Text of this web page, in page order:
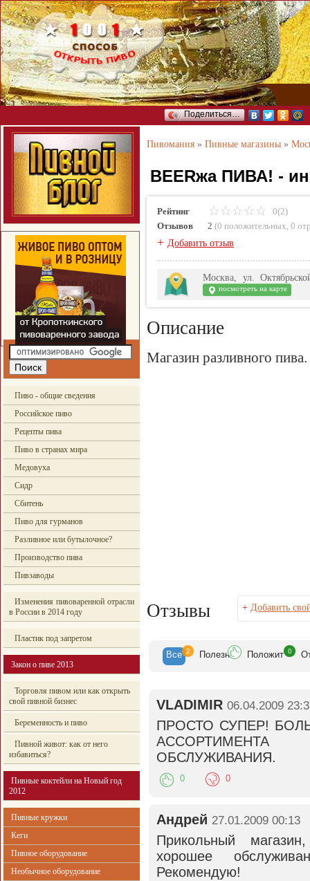
Поделиться…
Пиво - общие сведения
Российское пиво
Рецепты пива
Пиво в странах мира
Медовуха
Сидр
Сбитень
Пиво для гурманов
Разливное или бутылочное?
Производство пива
Пивзаводы
Изменения пивоваренной отрасли
в России в 2014 году
Пластик под запретом
Закон о пиве 2013
Торговля пивом или как открыть
свой пивной бизнес
Беременность и пиво
Пивной живот: как от него
избавиться?
Пивные коктейли на Новый год
2012
Пивные кружки
Кеги
Пивное оборудование
Необычное оборудование
Пивомания » Пивные магазины »
BEERжа ПИВА! -
Рейтинг
0(2)
Отзывов
2 (0 положительных, 0
+ Добавить отзыв
Москва, ул.
посмотреть на карте
Описание
Магазин разливного
Отзывы + Добавить
Все 2 Полезн Положит 0
VLADIMIR 06.04.2009
ПРОСТО СУПЕР!
ОБСЛУЖИВАНИЯ.
0 0
Андрей 27.01.2009 00:13
Прикольный
хорошее
Рекомендую!